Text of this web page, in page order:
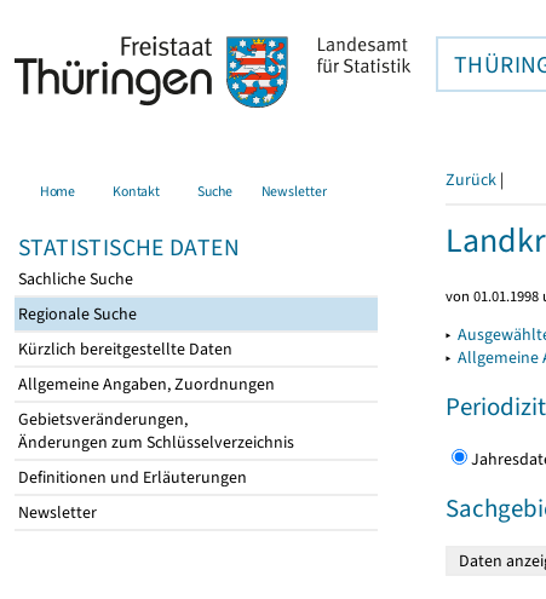
Home Kontakt Suche Newsletter
STATISTISCHE DATEN
Sachliche Suche
Regionale Suche
Kürzlich bereitgestellte Daten
Allgemeine Angaben, Zuordnungen
Gebietsveränderungen,
Änderungen zum Schlüsselverzeichnis
Definitionen und Erläuterungen
Newsletter
Zurück |
von
▸
▸ Allgemeine